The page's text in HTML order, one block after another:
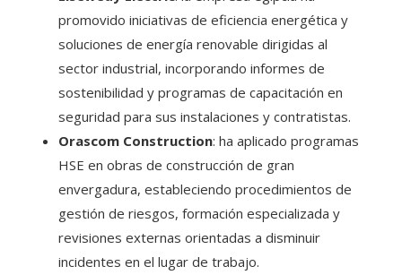
promovido iniciativas de eficiencia energética y
soluciones de energía renovable dirigidas al
sector industrial, incorporando informes de
sostenibilidad y programas de capacitación en
seguridad para sus instalaciones y contratistas.
Orascom Construction: ha aplicado programas
HSE en obras de construcción de gran
envergadura, estableciendo procedimientos de
gestión de riesgos, formación especializada y
revisiones externas orientadas a disminuir
incidentes en el lugar de trabajo.